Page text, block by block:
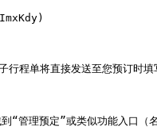
程单将直接发送至您预订时填
“管理预定”或类似功能入口（